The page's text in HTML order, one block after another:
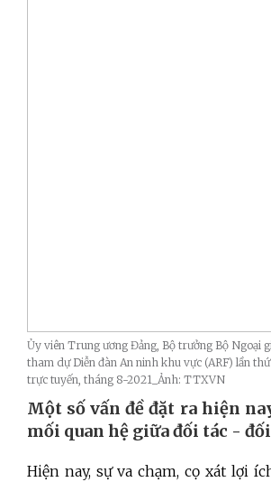
Ủy viên Trung ương Đảng, Bộ trưởng Bộ Ngoại
tham dự Diễn đàn An ninh khu vực (ARF) lần
trực tuyến, tháng 8-2021_Ảnh: TTXVN
Một số vấn đề đặt ra hiện
mối quan hệ giữa đối tác -
Hiện nay, sự va chạm, cọ xát lợi